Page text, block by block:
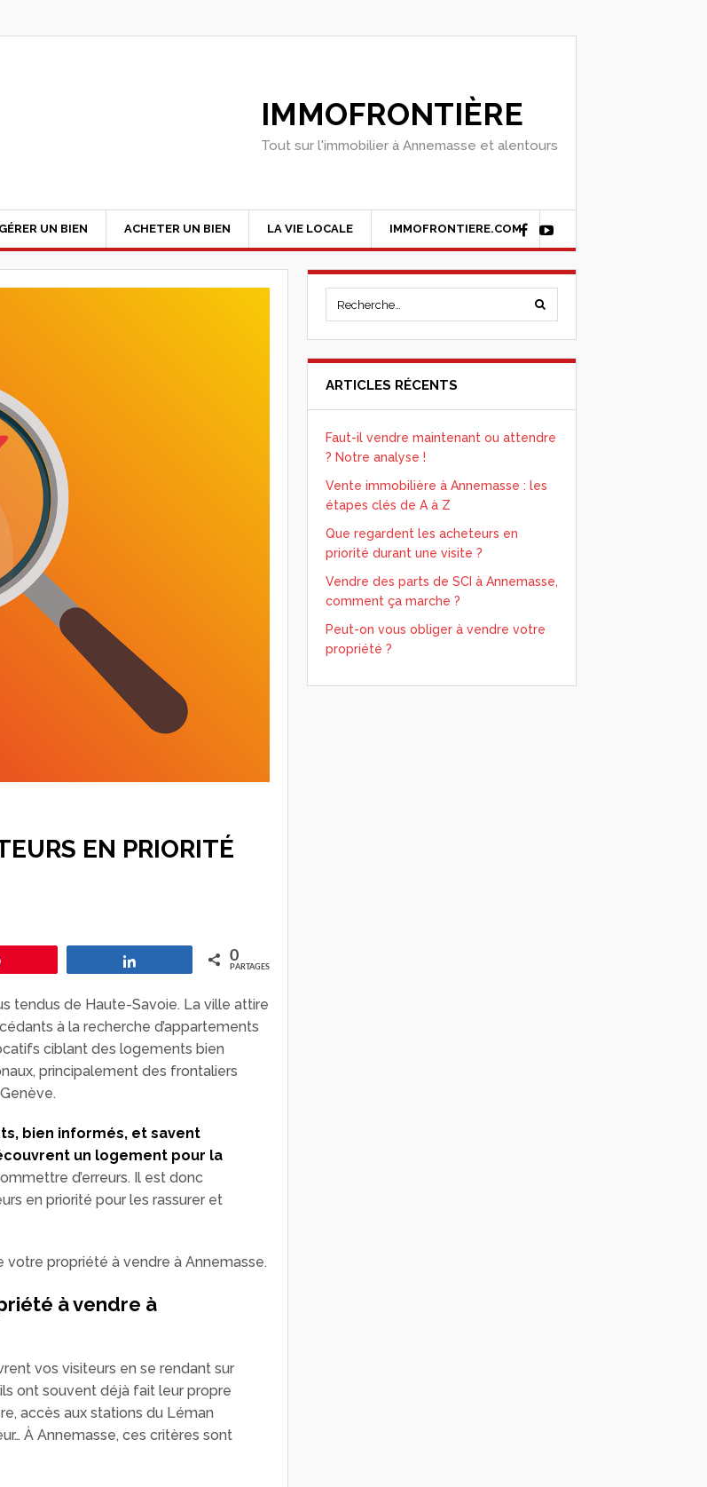
IMMOFRONTIÈRE
Tout sur l'immobilier à Annemasse et alentours
UN BIEN ACHETER UN BIEN LA VIE LOCALE IMMOFRONTIERE.COM
EN PRIORITÉ
0
PARTAGES
tendus de Haute-Savoie. La ville attire
à la recherche d’appartements
ciblant des logements bien
principalement des frontaliers
bien informés, et savent
un logement pour la
d’erreurs. Il est donc
en priorité pour les rassurer et
votre propriété à vendre à Annemasse.
à vendre à
vos visiteurs en se rendant sur
ont souvent déjà fait leur propre
accès aux stations du Léman
À Annemasse, ces critères sont
ARTICLES RÉCENTS
Faut-il vendre maintenant ou attendre
? Notre analyse !
Vente immobilière à Annemasse : les
étapes clés de A à Z
Que regardent les acheteurs en
priorité durant une visite ?
Vendre des parts de SCI à Annemasse,
comment ça marche ?
Peut-on vous obliger à vendre votre
propriété ?